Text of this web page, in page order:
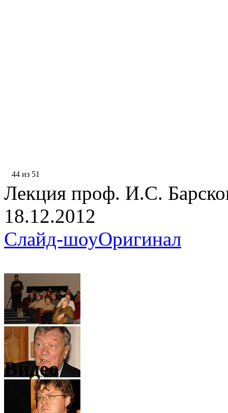
44 из 51
Лекция проф. И.С.
18.12.2012
Слайд-шоуОригинал
Видео